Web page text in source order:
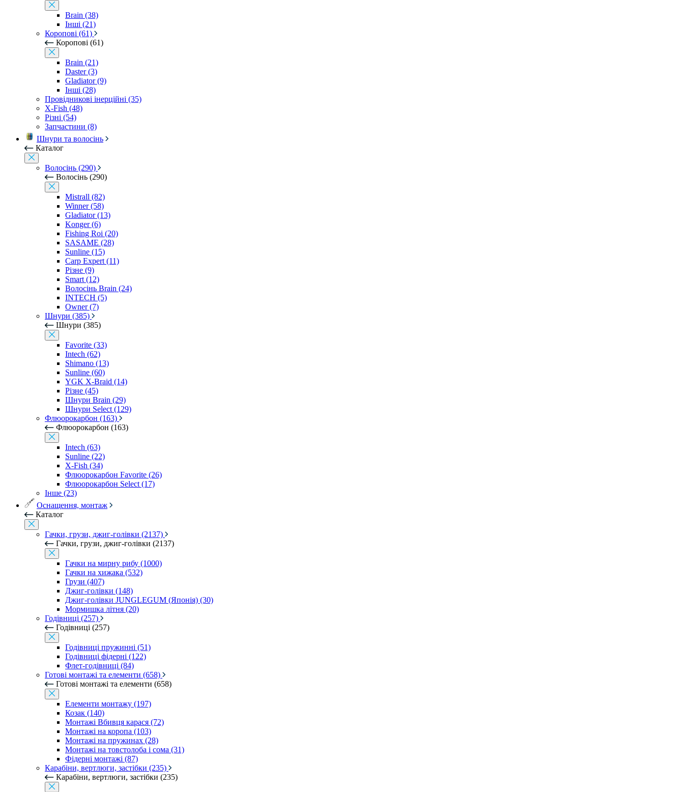
Brain (38)
Інші (21)
Коропові (61)
Коропові (61)
Brain (21)
Daster (3)
Gladiator (9)
Інші (28)
Провідникові інерційні (35)
X-Fish (48)
Різні (54)
Запчастини (8)
Шнури та волосінь
Каталог
Волосінь (290)
Волосінь (290)
Mistrall (82)
Winner (58)
Gladiator (13)
Konger (6)
Fishing Roi (20)
SASAME (28)
Sunline (15)
Carp Expert (11)
Різне (9)
Smart (12)
Волосінь Brain (24)
INTECH (5)
Owner (7)
Шнури (385)
Шнури (385)
Favorite (33)
Intech (62)
Shimano (13)
Sunline (60)
YGK X-Braid (14)
Різне (45)
Шнури Brain (29)
Шнури Select (129)
Флюорокарбон (163)
Флюорокарбон (163)
Intech (63)
Sunline (22)
X-Fish (34)
Флюорокарбон Favorite (26)
Флюорокарбон Select (17)
Інше (23)
Оснащення, монтаж
Каталог
Гачки, грузи, джиг-голівки (2137)
Гачки, грузи, джиг-голівки (2137)
Гачки на мирну рибу (1000)
Гачки на хижака (532)
Грузи (407)
Джиг-голівки (148)
Джиг-голівки JUNGLEGUM (Японія) (30)
Мормишка літня (20)
Годівниці (257)
Годівниці (257)
Годівниці пружинні (51)
Годівниці фідерні (122)
Флет-годівниці (84)
Готові монтажі та елементи (658)
Готові монтажі та елементи (658)
Елементи монтажу (197)
Козак (140)
Монтажі Вбивця карася (72)
Монтажі на коропа (103)
Монтажі на пружинах (28)
Монтажі на товстолоба і сома (31)
Фідерні монтажі (87)
Карабіни, вертлюги, застібки (235)
Карабіни, вертлюги, застібки (235)